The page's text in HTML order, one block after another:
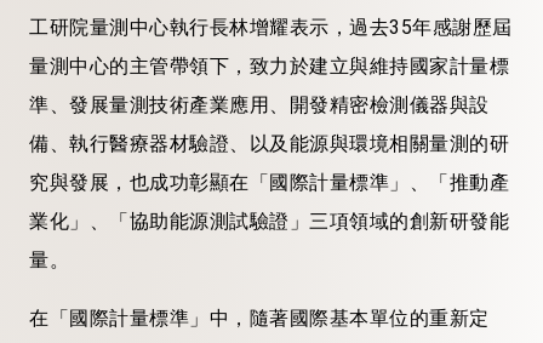
工研院量測中心執行長林增耀表示，過去35年感謝歷屆
量測中心的主管帶領下，致力於建立與維持國家計量標
準、發展量測技術產業應用、開發精密檢測儀器與設
備、執行醫療器材驗證、以及能源與環境相關量測的研
究與發展，也成功彰顯在「國際計量標準」、「推動產
業化」、「協助能源測試驗證」三項領域的創新研發能
量。
在「國際計量標準」中，隨著國際基本單位的重新定